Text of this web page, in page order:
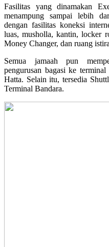
Fasilitas yang dinamakan
menampung sampai lebih
dengan fasilitas koneksi
luas, musholla, kantin, locker
Money Changer, dan ruang
Semua jamaah pun
pengurusan bagasi ke
Hatta. Selain itu, tersedia
Terminal Bandara.